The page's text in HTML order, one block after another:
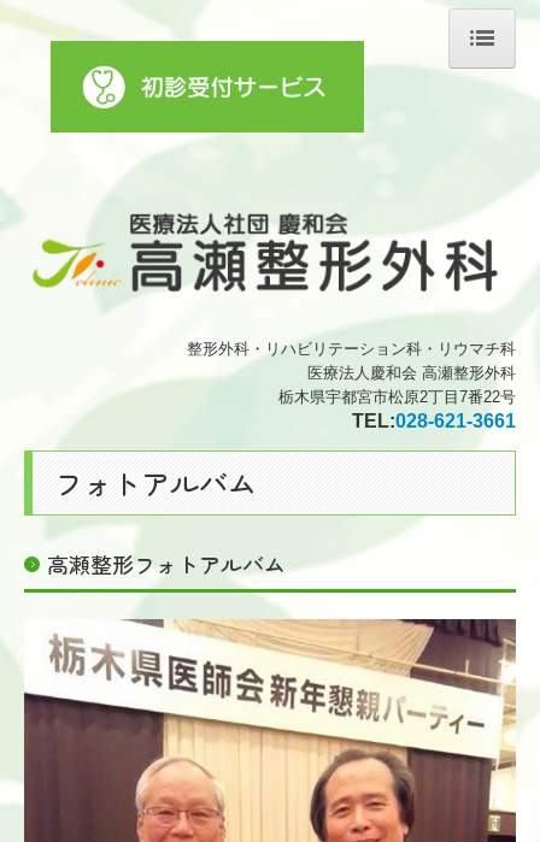
ホーム
診療のご案内
リハビリテーション科
初診の方へ
施設・設備のご案内
交通案内
ことの葉
整形外科・リハビリテーション科・リウマチ科
医療法人慶和会 高瀬整形外科
栃木県宇都宮市松原2丁目7番22号
TEL:028-621-3661
フォトアルバム
高瀬整形フォトアルバム